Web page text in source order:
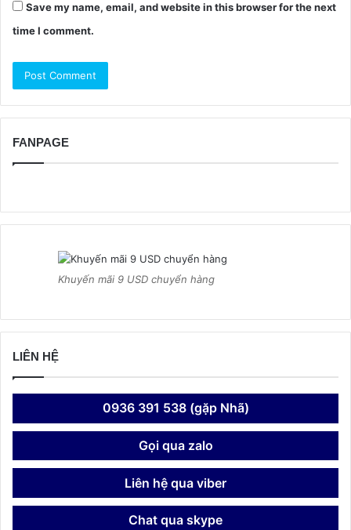
Save my name, email, and website in this browser for the next
time I comment.
FANPAGE
Khuyến mãi 9 USD chuyển hàng
LIÊN HỆ
0936 391 538 (gặp Nhã)
Gọi qua zalo
Liên hệ qua viber
Chat qua skype